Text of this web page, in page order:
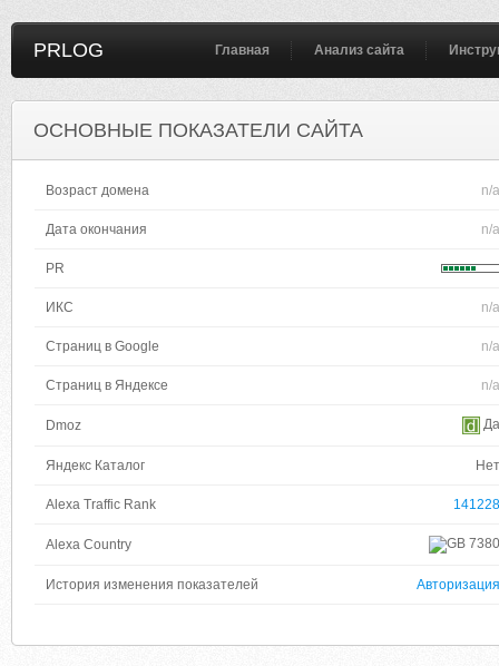
PRLOG Главная Анализ сайта
ОСНОВНЫЕ ПОКАЗАТЕЛИ САЙТА
Возраст домена n/a
Дата окончания n/a
PR
ИКС n/a
Страниц в Google n/a
Страниц в Яндексе n/a
Dmoz Да
Яндекс Каталог Нет
Alexa Traffic Rank 141228
Alexa Country 7380
История изменения показателей Авторизация